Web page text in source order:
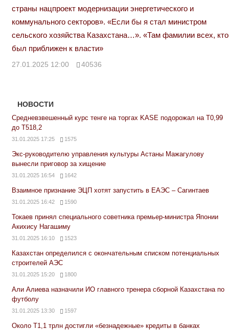
страны нацпроект модернизации энергетического и
коммунального секторов». «Если бы я стал министром
сельского хозяйства Казахстана…». «Там фамилии всех, кто
был приближен к власти»
27.01.2025 12:00 40536
НОВОСТИ
Средневзвешенный курс тенге на торгах KASE подорожал на Т0,99
до Т518,2
31.01.2025 17:25 1575
Экс-руководителю управления культуры Астаны Мажагулову
вынесли приговор за хищение
31.01.2025 16:54 1642
Взаимное признание ЭЦП хотят запустить в ЕАЭС – Сагинтаев
31.01.2025 16:42 1590
Токаев принял специального советника премьер-министра Японии
Акихису Нагашиму
31.01.2025 16:10 1523
Казахстан определился с окончательным списком потенциальных
строителей АЭС
31.01.2025 15:20 1800
Али Алиева назначили ИО главного тренера сборной Казахстана по
футболу
31.01.2025 13:30 1597
Около Т1,1 трлн достигли «безнадежные» кредиты в банках